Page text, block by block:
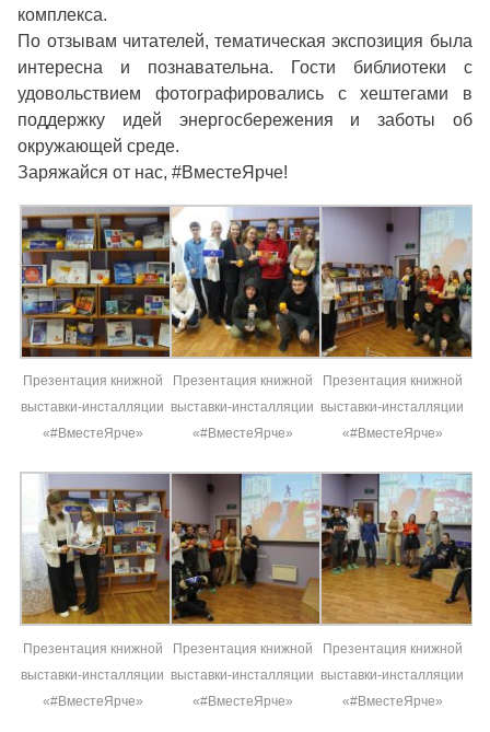
комплекса.
По отзывам читателей, тематическая экспозиция была
интересна и познавательна. Гости библиотеки с
удовольствием фотографировались с хештегами в
поддержку идей энергосбережения и заботы об
окружающей среде.
Заряжайся от нас, #ВместеЯрче!
Презентация книжной
выставки-инсталляции
«#ВместеЯрче»
Презентация книжной
выставки-инсталляции
«#ВместеЯрче»
Презентация книжной
выставки-инсталляции
«#ВместеЯрче»
Презентация книжной
выставки-инсталляции
«#ВместеЯрче»
Презентация книжной
выставки-инсталляции
«#ВместеЯрче»
Презентация книжной
выставки-инсталляции
«#ВместеЯрче»